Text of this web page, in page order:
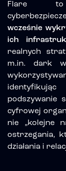
Flare to
wcześnie
ich
realnych
m.in. dark
podszywanie
cyfrowej
nie „kolejne
ostrzegania,
działania i